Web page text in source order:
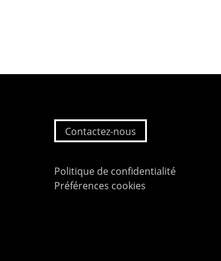
Contactez-nous
Politique de confidentialité
Préférences cookies